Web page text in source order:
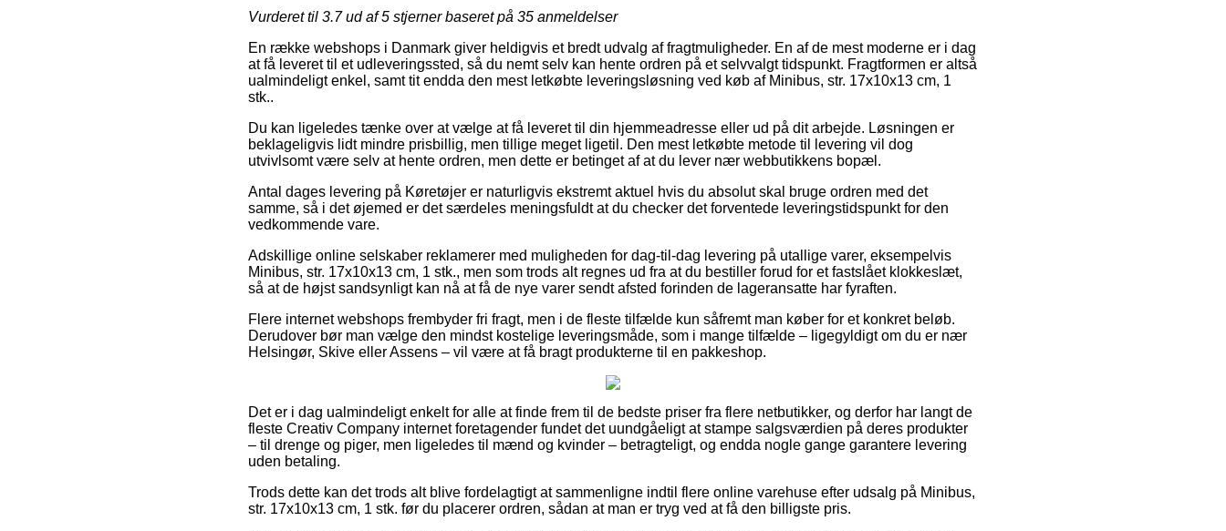
Vurderet til 3.7ud af 5 stjerner baseret på 35 anmeldelser
En række webshops i Danmark giver heldigvis et bredt udvalg af fragtmuligheder. En af de mest moderne er i dag
at få leveret til et udleveringssted, så du nemt selv kan hente ordren på et selvvalgt tidspunkt. Fragtformen er altså
ualmindeligt enkel, samt tit endda den mest letkøbte leveringsløsning ved køb af Minibus, str. 17x10x13 cm, 1
stk..
Du kan ligeledes tænke over at vælge at få leveret til din hjemmeadresse eller ud på dit arbejde. Løsningen er
beklageligvis lidt mindre prisbillig, men tillige meget ligetil. Den mest letkøbte metode til levering vil dog
utvivlsomt være selv at hente ordren, men dette er betinget af at du lever nær webbutikkens bopæl.
Antal dages levering på Køretøjer er naturligvis ekstremt aktuel hvis du absolut skal bruge ordren med det
samme, så i det øjemed er det særdeles meningsfuldt at du checker det forventede leveringstidspunkt for den
vedkommende vare.
Adskillige online selskaber reklamerer med muligheden for dag-til-dag levering på utallige varer, eksempelvis
Minibus, str. 17x10x13 cm, 1 stk., men som trods alt regnes ud fra at du bestiller forud for et fastslået klokkeslæt,
så at de højst sandsynligt kan nå at få de nye varer sendt afsted forinden de lageransatte har fyraften.
Flere internet webshops frembyder fri fragt, men i de fleste tilfælde kun såfremt man køber for et konkret beløb.
Derudover bør man vælge den mindst kostelige leveringsmåde, som i mange tilfælde – ligegyldigt om du er nær
Helsingør, Skive eller Assens – vil være at få bragt produkterne til en pakkeshop.
Det er i dag ualmindeligt enkelt for alle at finde frem til de bedste priser fra flere netbutikker, og derfor har langt de
fleste Creativ Company internet foretagender fundet det uundgåeligt at stampe salgsværdien på deres produkter
– til drenge og piger, men ligeledes til mænd og kvinder – betragteligt, og endda nogle gange garantere levering
uden betaling.
Trods dette kan det trods alt blive fordelagtigt at sammenligne indtil flere online varehuse efter udsalg på Minibus,
str. 17x10x13 cm, 1 stk. før du placerer ordren, sådan at man er tryg ved at få den billigste pris.